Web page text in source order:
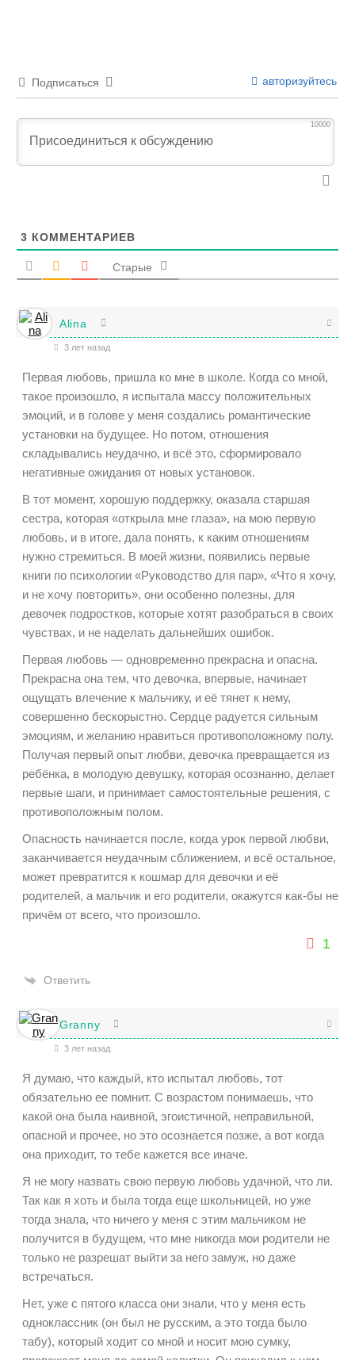
Подписаться авторизуйтесь
10000
3 КОММЕНТАРИЕВ
Старые
Alina
3 лет назад
Первая любовь, пришла ко мне в школе. Когда со мной,
такое произошло, я испытала массу положительных
эмоций, и в голове у меня создались романтические
установки на будущее. Но потом, отношения
складывались неудачно, и всё это, сформировало
негативные ожидания от новых установок.
В тот момент, хорошую поддержку, оказала старшая
сестра, которая «открыла мне глаза», на мою первую
любовь, и в итоге, дала понять, к каким отношениям
нужно стремиться. В моей жизни, появились первые
книги по психологии «Руководство для пар», «Что я хочу,
и не хочу повторить», они особенно полезны, для
девочек подростков, которые хотят разобраться в своих
чувствах, и не наделать дальнейших ошибок.
Первая любовь — одновременно прекрасна и опасна.
Прекрасна она тем, что девочка, впервые, начинает
ощущать влечение к мальчику, и её тянет к нему,
совершенно бескорыстно. Сердце радуется сильным
эмоциям, и желанию нравиться противоположному полу.
Получая первый опыт любви, девочка превращается из
ребёнка, в молодую девушку, которая осознанно, делает
первые шаги, и принимает самостоятельные решения, с
противоположным полом.
Опасность начинается после, когда урок первой любви,
заканчивается неудачным сближением, и всё остальное,
может превратится к кошмар для девочки и её
родителей, а мальчик и его родители, окажутся как-бы не
причём от всего, что произошло.
1
Ответить
Granny
3 лет назад
Я думаю, что каждый, кто испытал любовь, тот
обязательно ее помнит. С возрастом понимаешь, что
какой она была наивной, эгоистичной, неправильной,
опасной и прочее, но это осознается позже, а вот когда
она приходит, то тебе кажется все иначе.
Я не могу назвать свою первую любовь удачной, что ли.
Так как я хоть и была тогда еще школьницей, но уже
тогда знала, что ничего у меня с этим мальчиком не
получится в будущем, что мне никогда мои родители не
только не разрешат выйти за него замуж, но даже
встречаться.
Нет, уже с пятого класса они знали, что у меня есть
одноклассник (он был не русским, а это тогда было
табу), который ходит со мной и носит мою сумку,